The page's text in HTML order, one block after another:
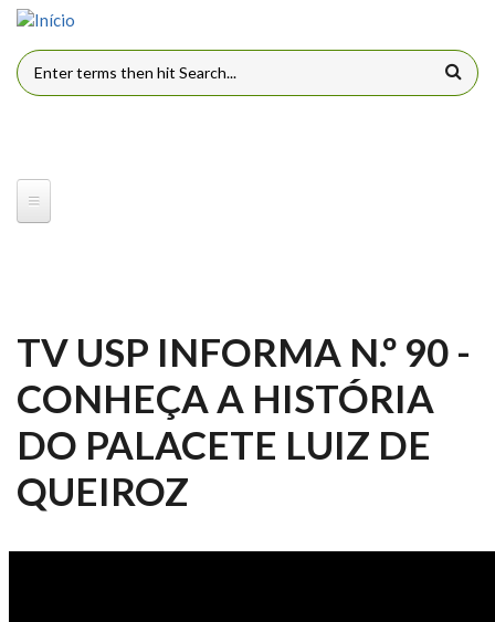
Pular para o conteúdo principal
FORMULÁRIO DE BUSCA
TV USP INFORMA N.º 90 -
CONHEÇA A HISTÓRIA
DO PALACETE LUIZ DE
QUEIROZ